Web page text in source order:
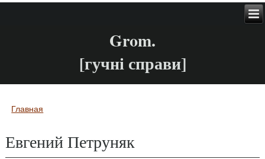
Grom.
[гучні справи]
Вы здесь
Главная
Евгений Петруняк